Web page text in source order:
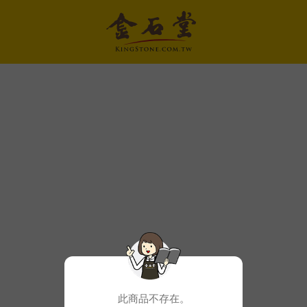
此商品不存在。